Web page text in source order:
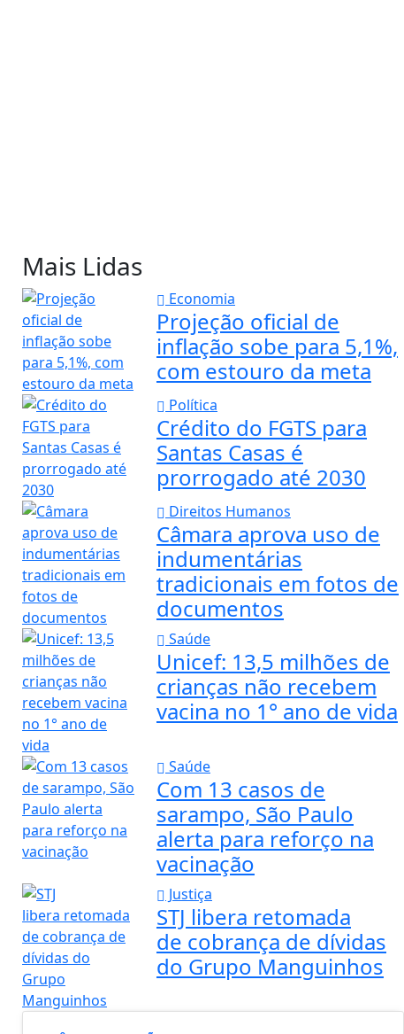
Mais Lidas
Economia
Projeção oficial de
inflação sobe para 5,1%,
com estouro da meta
Política
Crédito do FGTS para
Santas Casas é
prorrogado até 2030
Direitos Humanos
Câmara aprova uso de
indumentárias
tradicionais em fotos de
documentos
Saúde
Unicef: 13,5 milhões de
crianças não recebem
vacina no 1° ano de vida
Saúde
Com 13 casos de
sarampo, São Paulo
alerta para reforço na
vacinação
Justiça
STJ libera retomada
de cobrança de dívidas
do Grupo Manguinhos